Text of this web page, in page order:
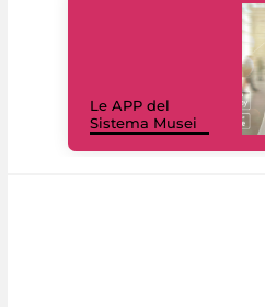
Le APP del
Sistema Musei